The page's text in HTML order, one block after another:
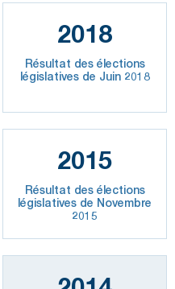
2018
Résultat des élections
législatives de Juin 2018
2015
Résultat des élections
législatives de Novembre
2015